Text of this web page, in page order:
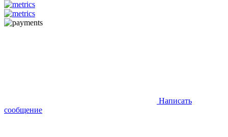
Написать
сообщение